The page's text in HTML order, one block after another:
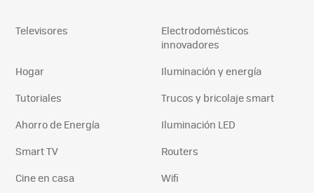
Televisores
Electrodomésticos
innovadores
Hogar
Iluminación y energía
Tutoriales
Trucos y bricolaje smart
Ahorro de Energía
Iluminación LED
Smart TV
Routers
Cine en casa
Wifi